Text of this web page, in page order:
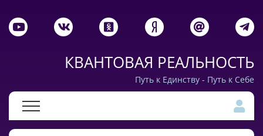
КВАНТОВАЯ РЕАЛЬНОСТЬ
Путь к Единству - Путь к Себе